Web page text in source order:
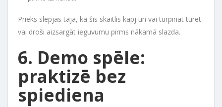
Prieks slēpjas tajā, kā šis skaitlis kāpj un vai turpināt turēt
vai droši aizsargāt ieguvumu pirms nākamā slazda.
6. Demo spēle:
praktizē bez
spiediena